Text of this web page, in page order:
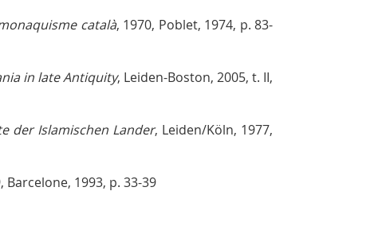
català, 1970, Poblet, 1974, p. 83-
in late Antiquity, Leiden-Boston, 2005, t. II,
der Islamischen Lander, Leiden/Köln, 1977,
Barcelone, 1993, p. 33-39